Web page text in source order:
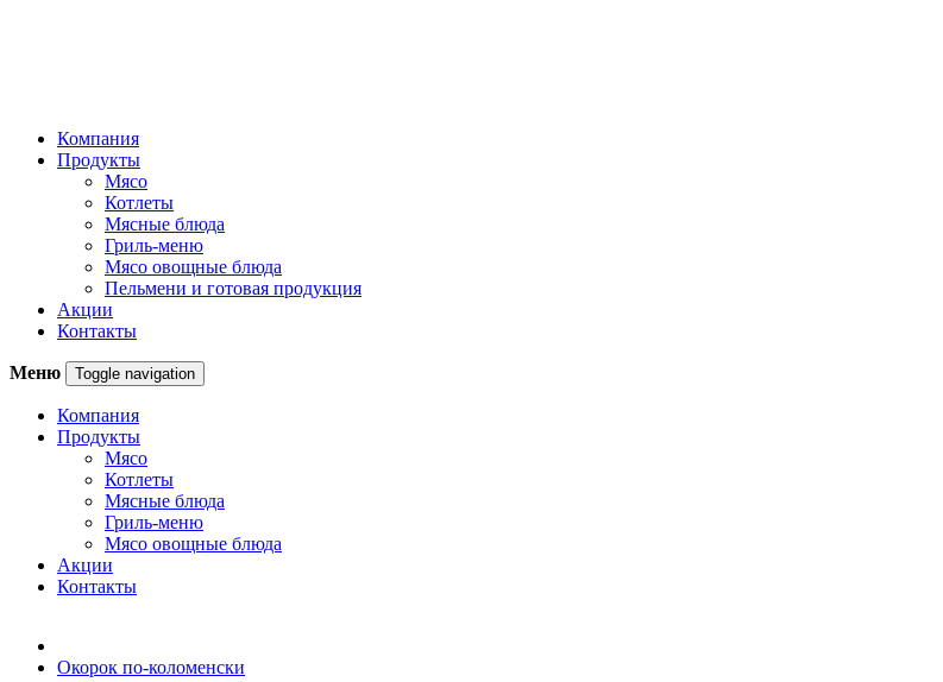
Компания
Продукты
Мясо
Котлеты
Мясные блюда
Гриль-меню
Мясо овощные блюда
Пельмени и готовая продукция
Акции
Контакты
Меню Toggle navigation
Компания
Продукты
Мясо
Котлеты
Мясные блюда
Гриль-меню
Мясо овощные блюда
Акции
Контакты
Окорок по-коломенски